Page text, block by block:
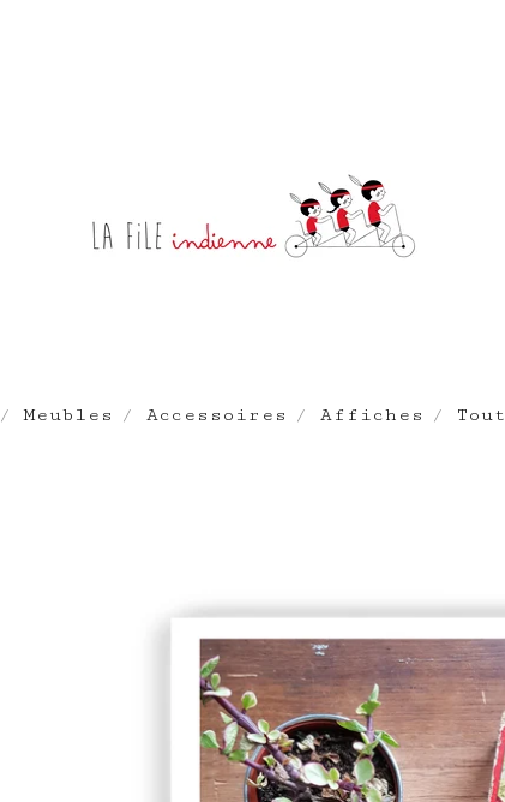
Meubles Accessoires Affiches Tout